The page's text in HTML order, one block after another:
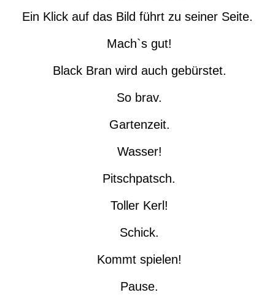
Ein Klick auf das Bild führt zu seiner Seite.
Mach`s gut!
Black Bran wird auch gebürstet.
So brav.
Gartenzeit.
Wasser!
Pitschpatsch.
Toller Kerl!
Schick.
Kommt spielen!
Pause.